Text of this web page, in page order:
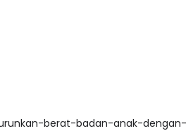
berat-badan-anak-dengan-